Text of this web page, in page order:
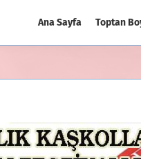
Ana Sayfa Toptan